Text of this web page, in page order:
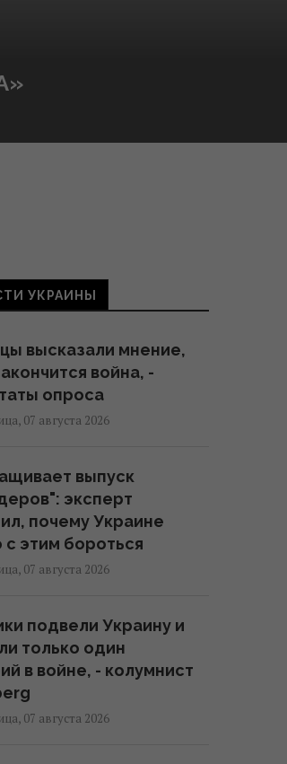
УКРАИНЫ
высказали мнение,
война, -
опроса
07 августа 2026
выпуск
эксперт
почему Украине
с этим бороться
07 августа 2026
подвели Украину и
только один
в войне, - колумнист
07 августа 2026